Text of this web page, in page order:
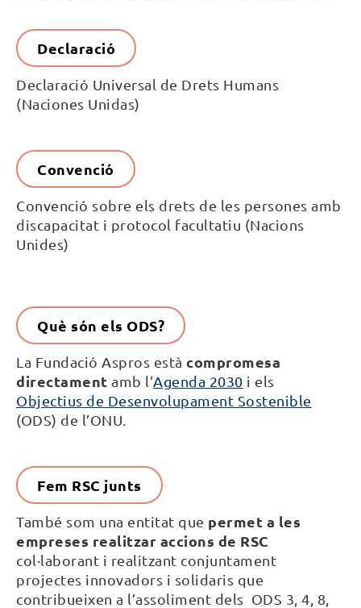
Declaració
Declaració Universal de Drets Humans
(Naciones Unidas)
Convenció
Convenció sobre els drets de les persones amb
discapacitat i protocol facultatiu (Nacions
Unides)
Què són els ODS?
La Fundació Aspros està compromesa
directament amb l’Agenda 2030 i els
Objectius de Desenvolupament Sostenible
(ODS) de l’ONU.
Fem RSC junts
També som una entitat que permet a les
empreses realitzar accions de RSC
col·laborant i realitzant conjuntament
projectes innovadors i solidaris que
contribueixen a l’assoliment dels ODS 3, 4, 8,